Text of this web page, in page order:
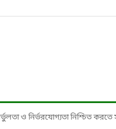
ও নির্ভরযোগ্যতা নিশ্চিত করতে